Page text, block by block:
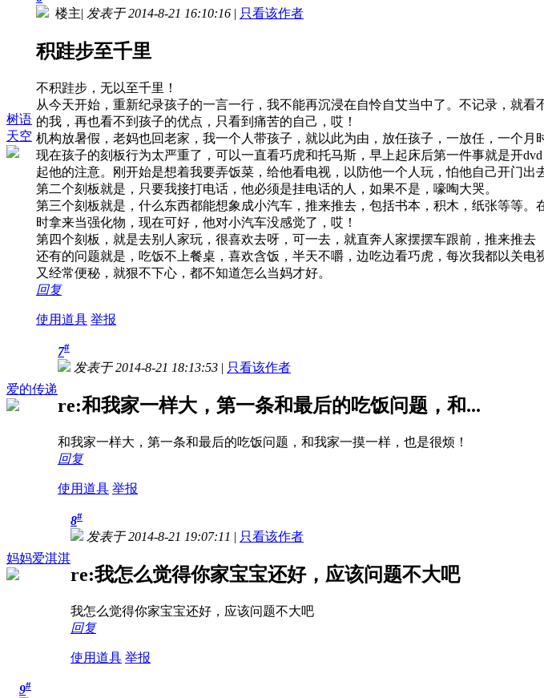
树语
天空
楼主| 发表于 2014-8-21 16:10:16 | 只看该作者
积跬步至千里
不积跬步，无以至千里！
从今天开始，重新纪录孩子的一言一行，我不能再沉浸在自怜自艾当中了。不记录，就
的我，再也看不到孩子的优点，只看到痛苦的自己，哎！
机构放暑假，老妈也回老家，我一个人带孩子，就以此为由，放任孩子，一放任，一个月
现在孩子的刻板行为太严重了，可以一直看巧虎和托马斯，早上起床后第一件事就是开
起他的注意。刚开始是想着我要弄饭菜，给他看电视，以防他一个人玩，怕他自己开门出
第二个刻板就是，只要我接打电话，他必须是挂电话的人，如果不是，嚎啕大哭。
第三个刻板就是，什么东西都能想象成小汽车，推来推去，包括书本，积木，纸张等等
时拿来当强化物，现在可好，他对小汽车没感觉了，哎！
第四个刻板，就是去别人家玩，很喜欢去呀，可一去，就直奔人家摆摆车跟前，推来推去
还有的问题就是，吃饭不上餐桌，喜欢含饭，半天不嚼，边吃边看巧虎，每次我都以关
又经常便秘，就狠不下心，都不知道怎么当妈才好。
回复
使用道具 举报
爱的传递
7#
发表于 2014-8-21 18:13:53 | 只看该作者
re:和我家一样大，第一条和最后的吃饭问题，和...
和我家一样大，第一条和最后的吃饭问题，和我家一摸一样，也是很烦！
回复
使用道具 举报
妈妈爱淇淇
8#
发表于 2014-8-21 19:07:11 | 只看该作者
re:我怎么觉得你家宝宝还好，应该问题不大吧
我怎么觉得你家宝宝还好，应该问题不大吧
回复
使用道具 举报
9#